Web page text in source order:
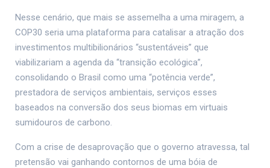
Nesse cenário, que mais se assemelha a uma miragem, a
COP30 seria uma plataforma para catalisar a atração dos
investimentos multibilionários “sustentáveis” que
viabilizariam a agenda da “transição ecológica”,
consolidando o Brasil como uma “potência verde”,
prestadora de serviços ambientais, serviços esses
baseados na conversão dos seus biomas em virtuais
sumidouros de carbono.
Com a crise de desaprovação que o governo atravessa, tal
pretensão vai ganhando contornos de uma bóia de